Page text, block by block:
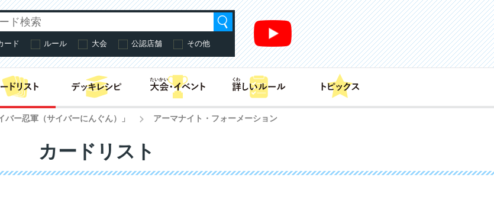
ード ルール 大会 公認店舗 その他
はじめての方へ・あそび方商品情報 カードリスト
ー忍軍（サイバーにんぐん）」 アーマナイト・フォーメーション
カードリスト